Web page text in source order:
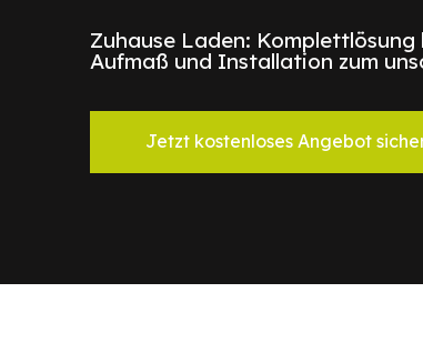
Zuhause Laden:
Aufmaß und Installation zum
Jetzt kostenloses Angebot